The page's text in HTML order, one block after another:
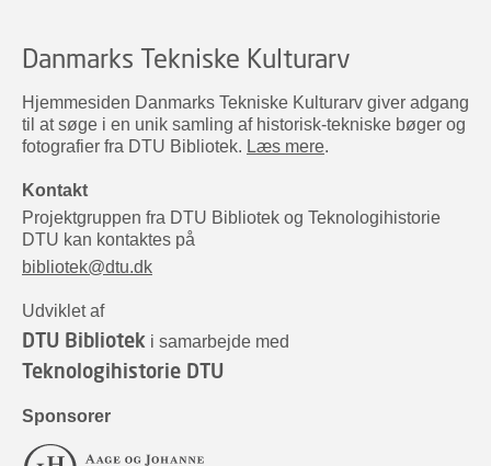
Danmarks Tekniske Kulturarv
Hjemmesiden Danmarks Tekniske Kulturarv giver adgang
til at søge i en unik samling af historisk-tekniske bøger og
fotografier fra DTU Bibliotek. Læs mere.
Kontakt
Projektgruppen fra DTU Bibliotek og Teknologihistorie
DTU kan kontaktes på
bibliotek@dtu.dk
Udviklet af
DTU Bibliotek i samarbejde med
Teknologihistorie DTU
Sponsorer